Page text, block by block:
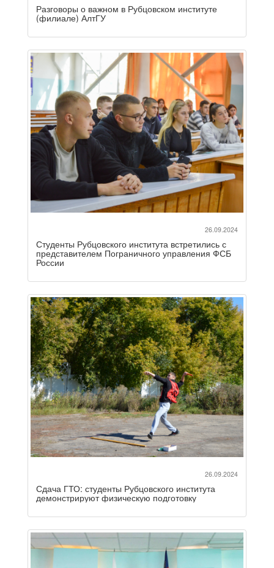
Разговоры о важном в Рубцовском институте
(филиале) АлтГУ
26.09.2024
Студенты Рубцовского института встретились с
представителем Пограничного управления ФСБ
России
26.09.2024
Сдача ГТО: студенты Рубцовского института
демонстрируют физическую подготовку